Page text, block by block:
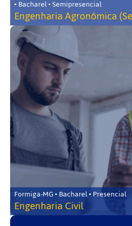
• Bacharel • Semipresencial
Engenharia Agronômica
Formiga-MG • Bacharel • Presencial
Engenharia Civil